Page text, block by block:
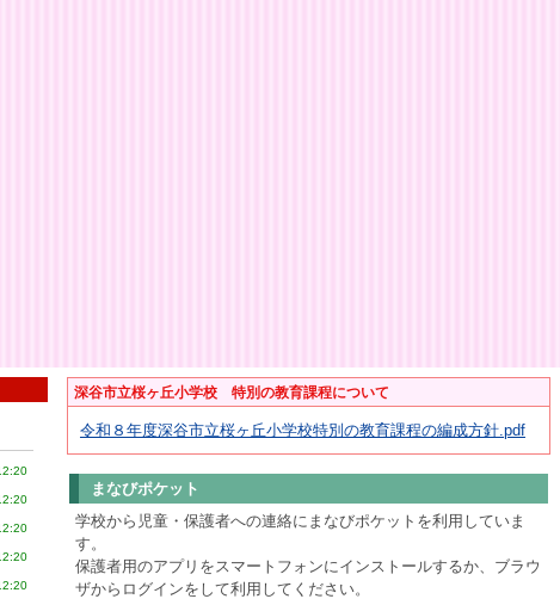
深谷市立桜ヶ丘小学校 特別の教育課程について
令和８年度深谷市立桜ヶ丘小学校特別の教育課程の編成方針.pdf
まなびポケット
学校から児童・保護者への連絡にまなびポケットを利用していま
す。
保護者用のアプリをスマートフォンにインストールするか、ブラウ
ザからログインをして利用してください。